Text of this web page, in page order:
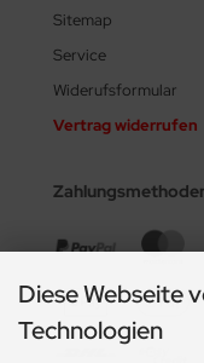
Sitemap
Service
Widerufsformular
Vertrag widerrufen
Diese Webseite
Technologien